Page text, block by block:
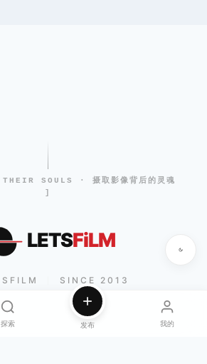
SOULS · 摄取影像背后的灵魂
]
LETSFiLM
SINCE 2013
探索 发布 我的